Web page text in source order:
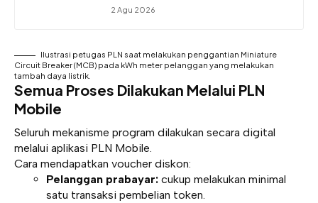
2 Agu 2026
Ilustrasi petugas PLN saat melakukan penggantian Miniature
Circuit Breaker (MCB) pada kWh meter pelanggan yang melakukan
tambah daya listrik.
Semua Proses Dilakukan Melalui PLN
Mobile
Seluruh mekanisme program dilakukan secara digital
melalui aplikasi PLN Mobile.
Cara mendapatkan voucher diskon:
Pelanggan prabayar: cukup melakukan minimal
satu transaksi pembelian token.